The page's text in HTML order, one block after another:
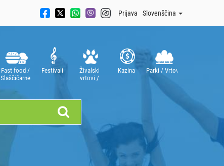
Prijava Slovenščina
Fast food /
Slaščičarne
Festivali
Živalski
vrtovi /
Kazina Parki / Vrtovi